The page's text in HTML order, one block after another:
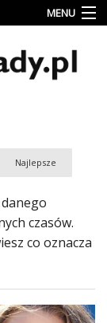
MENU
Najlepsze
czasów.
co oznacza